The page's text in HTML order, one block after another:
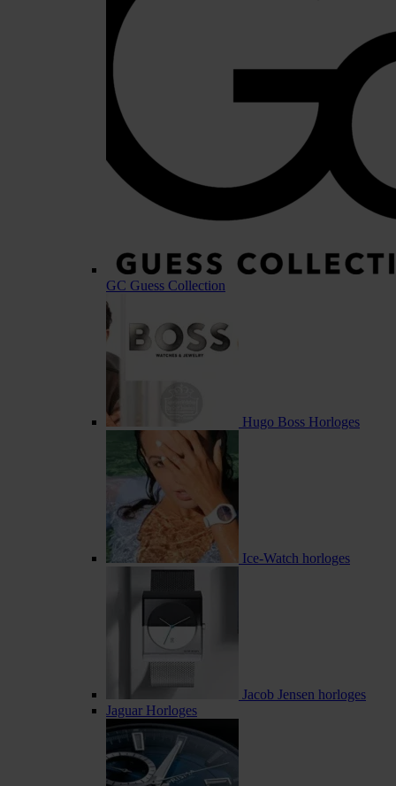
GC Guess Collection
Hugo Boss Horloges
Ice-Watch horloges
Jacob Jensen horloges
Jaguar Horloges